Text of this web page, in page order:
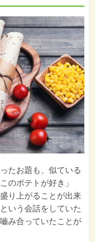
たお題も、似ている
のポテトが好き」
り上がることが出来
いう会話をしていた
み合っていたことが